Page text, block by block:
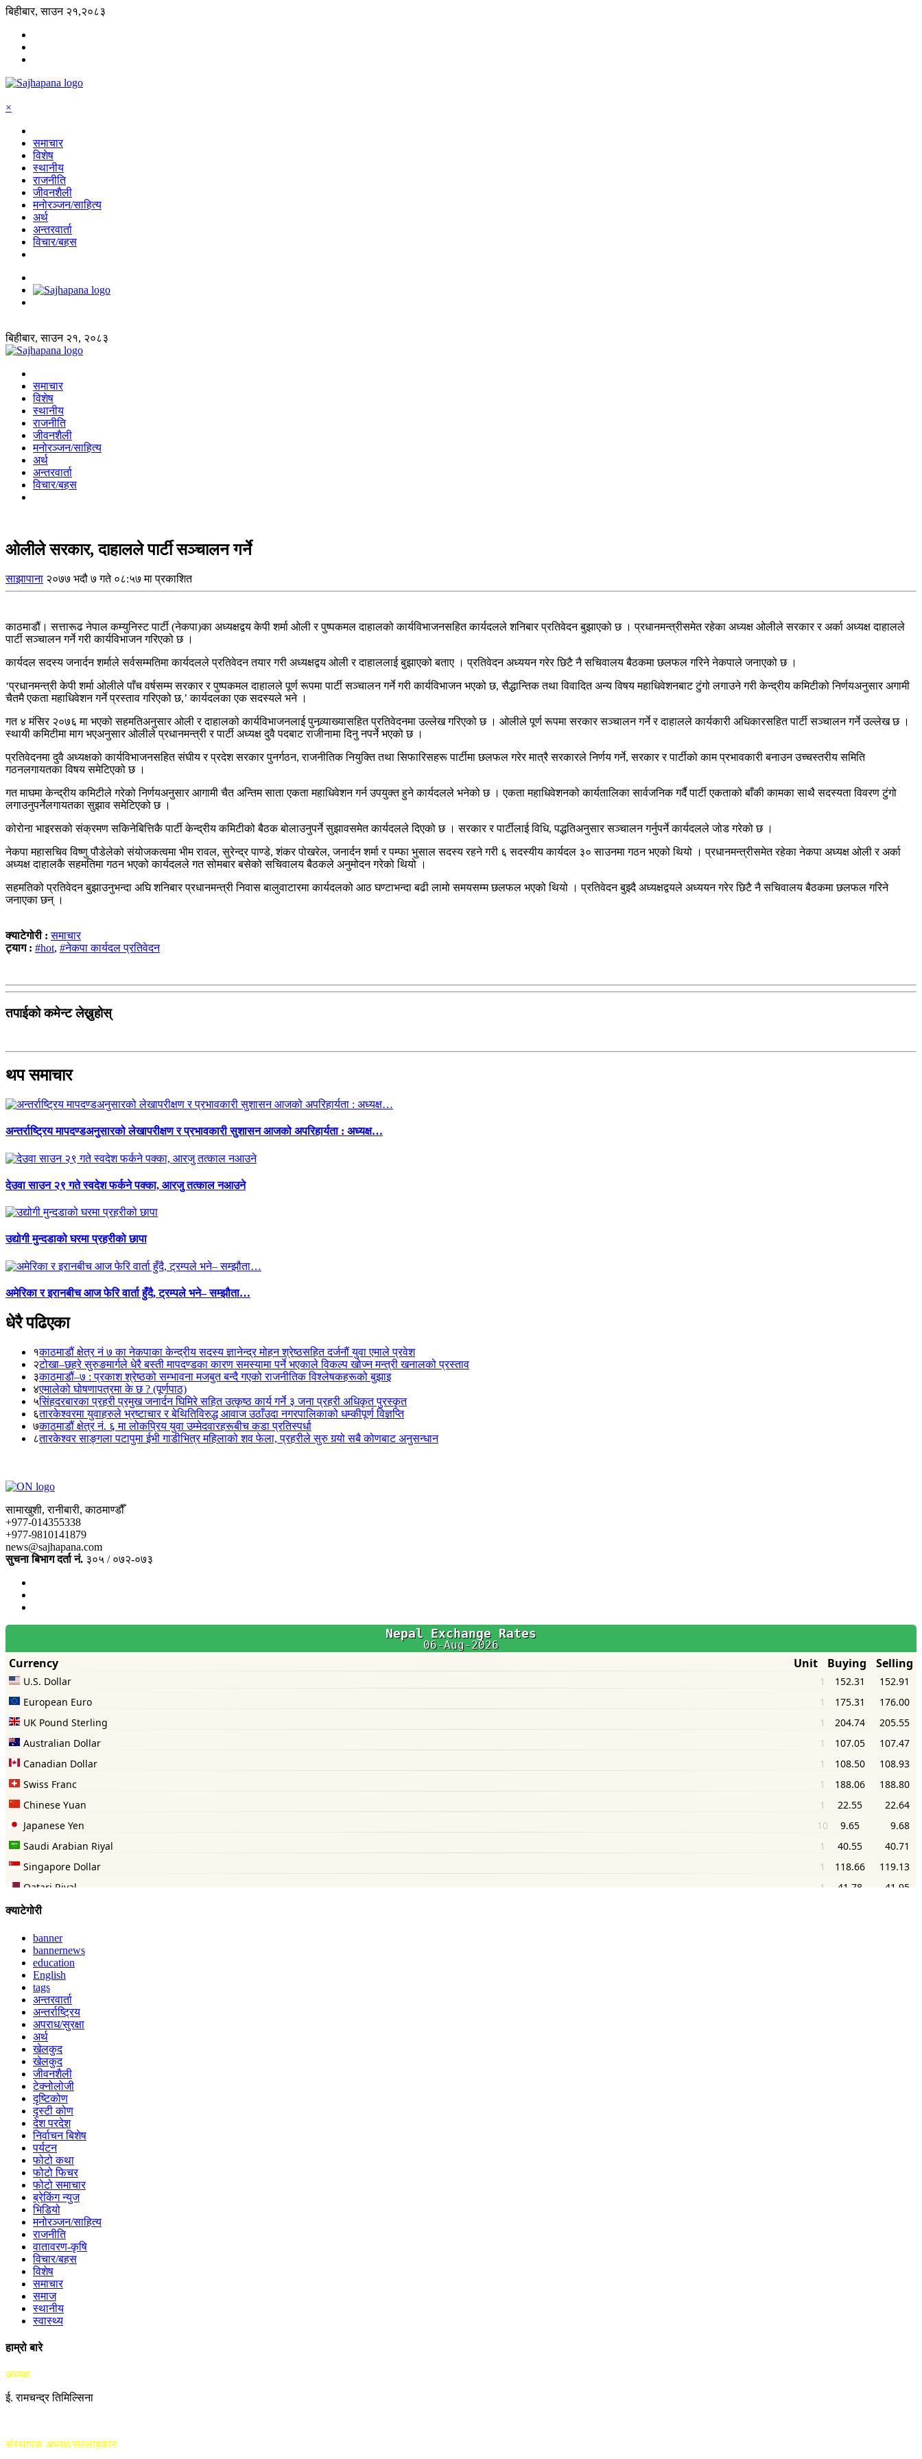
बिहीबार, साउन २१,२०८३
×
समाचार
विशेष
स्थानीय
राजनीति
जीवनशैली
मनोरञ्जन/साहित्य
अर्थ
अन्तरवार्ता
विचार/बहस
बिहीबार, साउन २१, २०८३
समाचार
विशेष
स्थानीय
राजनीति
जीवनशैली
मनोरञ्जन/साहित्य
अर्थ
अन्तरवार्ता
विचार/बहस
ओलीले सरकार, दाहालले पार्टी सञ्चालन गर्ने
साझापाना २०७७ भदौ ७ गते ०८:५७ मा प्रकाशित
काठमाडौं। सत्तारूढ नेपाल कम्युनिस्ट पार्टी (नेकपा)का अध्यक्षद्वय केपी शर्मा ओली र पुष्पकमल दाहालको कार्यविभाजनसहित कार्यदलले शनिबार प्रतिवेदन बुझाएको छ । प्रधानमन्त्रीसमेत रहेका अध्यक्ष ओलीले सरकार र अर्का अध्यक्ष दाहालले
पार्टी सञ्चालन गर्ने गरी कार्यविभाजन गरिएको छ ।
कार्यदल सदस्य जनार्दन शर्माले सर्वसम्मतिमा कार्यदलले प्रतिवेदन तयार गरी अध्यक्षद्वय ओली र दाहाललाई बुझाएको बताए । प्रतिवेदन अध्ययन गरेर छिटै नै सचिवालय बैठकमा छलफल गरिने नेकपाले जनाएको छ ।
‘प्रधानमन्त्री केपी शर्मा ओलीले पाँच वर्षसम्म सरकार र पुष्पकमल दाहालले पूर्ण रूपमा पार्टी सञ्चालन गर्ने गरी कार्यविभाजन भएको छ, सैद्धान्तिक तथा विवादित अन्य विषय महाधिवेशनबाट टुंगो लगाउने गरी केन्द्रीय कमिटीको निर्णयअनुसार अगामी
चैतमै एकता महाधिवेशन गर्ने प्रस्ताव गरिएको छ,’ कार्यदलका एक सदस्यले भने ।
गत ४ मंसिर २०७६ मा भएको सहमतिअनुसार ओली र दाहालको कार्यविभाजनलाई पुनव्र्याख्यासहित प्रतिवेदनमा उल्लेख गरिएको छ । ओलीले पूर्ण रूपमा सरकार सञ्चालन गर्ने र दाहालले कार्यकारी अधिकारसहित पार्टी सञ्चालन गर्ने उल्लेख छ ।
स्थायी कमिटीमा माग भएअनुसार ओलीले प्रधानमन्त्री र पार्टी अध्यक्ष दुवै पदबाट राजीनामा दिनु नपर्ने भएको छ ।
प्रतिवेदनमा दुवै अध्यक्षको कार्यविभाजनसहित संघीय र प्रदेश सरकार पुनर्गठन, राजनीतिक नियुक्ति तथा सिफारिसहरू पार्टीमा छलफल गरेर मात्रै सरकारले निर्णय गर्ने, सरकार र पार्टीको काम प्रभावकारी बनाउन उच्चस्तरीय समिति
गठनलगायतका विषय समेटिएको छ ।
गत माघमा केन्द्रीय कमिटीले गरेको निर्णयअनुसार आगामी चैत अन्तिम साता एकता महाधिवेशन गर्न उपयुक्त हुने कार्यदलले भनेको छ । एकता महाधिवेशनको कार्यतालिका सार्वजनिक गर्दै पार्टी एकताको बाँकी कामका साथै सदस्यता विवरण टुंगो
लगाउनुपर्नेलगायतका सुझाव समेटिएको छ ।
कोरोना भाइरसको संक्रमण सकिनेबित्तिकै पार्टी केन्द्रीय कमिटीको बैठक बोलाउनुपर्ने सुझावसमेत कार्यदलले दिएको छ । सरकार र पार्टीलाई विधि, पद्धतिअनुसार सञ्चालन गर्नुपर्ने कार्यदलले जोड गरेको छ ।
नेकपा महासचिव विष्णु पौडेलेको संयोजकत्वमा भीम रावल, सुरेन्द्र पाण्डे, शंकर पोखरेल, जनार्दन शर्मा र पम्फा भुसाल सदस्य रहने गरी ६ सदस्यीय कार्यदल ३० साउनमा गठन भएको थियो । प्रधानमन्त्रीसमेत रहेका नेकपा अध्यक्ष ओली र अर्का
अध्यक्ष दाहालकै सहमतिमा गठन भएको कार्यदलले गत सोमबार बसेको सचिवालय बैठकले अनुमोदन गरेको थियो ।
सहमतिको प्रतिवेदन बुझाउनुभन्दा अघि शनिबार प्रधानमन्त्री निवास बालुवाटारमा कार्यदलको आठ घण्टाभन्दा बढी लामो समयसम्म छलफल भएको थियो । प्रतिवेदन बुझ्दै अध्यक्षद्वयले अध्ययन गरेर छिटै नै सचिवालय बैठकमा छलफल गरिने
जनाएका छन् ।
क्याटेगोरी :समाचार
ट्याग : #hot, #नेकपा कार्यदल प्रतिवेदन
तपाईको कमेन्ट लेख्नुहोस्
थप समाचार
अन्तर्राष्ट्रिय मापदण्डअनुसारको लेखापरीक्षण र प्रभावकारी सुशासन आजको अपरिहार्यता : अध्यक्ष…
देउवा साउन २९ गते स्वदेश फर्कने पक्का, आरजु तत्काल नआउने
उद्योगी मुन्दडाको घरमा प्रहरीको छापा
अमेरिका र इरानबीच आज फेरि वार्ता हुँदै, ट्रम्पले भने– सम्झौता…
धेरै पढिएका
१काठमाडौं क्षेत्र नं ७ का नेकपाका केन्द्रीय सदस्य ज्ञानेन्द्र मोहन श्रेष्ठसहित दर्जनौं युवा एमाले प्रवेश
२टोखा–छहरे सुरुङमार्गले धेरै बस्ती मापदण्डका कारण समस्यामा पर्ने भएकाले विकल्प खोज्न मन्त्री खनालको प्रस्ताव
३काठमाडौं–७ : प्रकाश श्रेष्ठको सम्भावना मजबुत बन्दै गएको राजनीतिक विश्लेषकहरूको बुझाइ
४एमालेको घोषणापत्रमा के छ ? (पूर्णपाठ)
५सिंहदरबारका प्रहरी प्रमुख जनार्दन घिमिरे सहित उत्कृष्ठ कार्य गर्ने ३ जना प्रहरी अधिकृत पुरस्कृत
६तारकेश्वरमा युवाहरुले भ्रष्टाचार र बेथितिविरुद्ध आवाज उठाँउदा नगरपालिकाको धम्कीपूर्ण विज्ञप्ति
७काठमाडौं क्षेत्र नं. ६ मा लोकप्रिय युवा उम्मेदवारहरूबीच कडा प्रतिस्पर्धा
८तारकेश्वर साङ्गला पटापुमा ईभी गाडीभित्र महिलाको शव फेला, प्रहरीले सुरु गर्‍यो सबै कोणबाट अनुसन्धान
सामाखुशी, रानीबारी, काठमाण्डौँ
+977-014355338
+977-9810141879
news@sajhapana.com
सुचना बिभाग दर्ता नं. ३०५ / ०७२-०७३
क्याटेगोरी
banner
bannernews
education
English
tags
अन्तरवार्ता
अन्तर्राष्ट्रिय
अपराध/सुरक्षा
अर्थ
खेलकुद
खेलकुद
जीवनशैली
टेक्नोलोजी
दृष्टिकोण
दृस्टी कोण
देश परदेश
निर्वाचन बिशेष
पर्यटन
फोटो कथा
फोटो फिचर
फोटो समाचार
ब्रेकिंग न्युज
भिडियो
मनोरञ्जन/साहित्य
राजनीति
वातावरण-कृषि
विचार/बहस
विशेष
समाचार
समाज
स्थानीय
स्वास्थ्य
हाम्रो बारे
अध्यक्ष
ई. रामचन्द्र तिमिल्सिना
संस्थापक अध्यक्ष/सल्लाहकार